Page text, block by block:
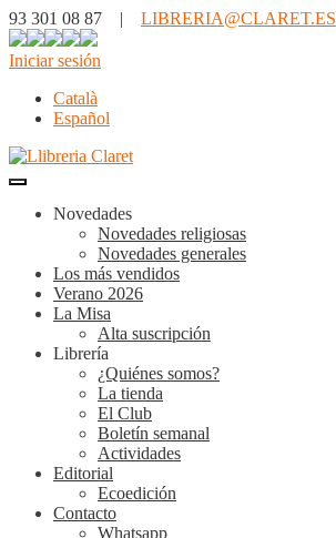
93 301 08 87 | LIBRERIA@CLARET.ES
Iniciar sesión
Català
Español
Novedades
Novedades religiosas
Novedades generales
Los más vendidos
Verano 2026
La Misa
Alta suscripción
Librería
¿Quiénes somos?
La tienda
El Club
Boletín semanal
Actividades
Editorial
Ecoedición
Contacto
Whatsapp